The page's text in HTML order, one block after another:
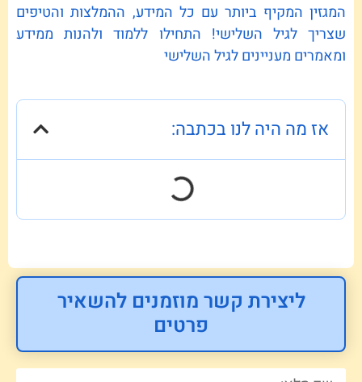
המגזין המקיף ביותר עם כל המידע, ההמלצות והטיפים
שצריך לגיל השלישי! התחילו ללמוד ולהנות ממידע
ומאמרים מעניינים לגיל השלישי
אז מה היה לנו בכתבה:
ליצירת קשר מוזמנים להשאיר
פרטים